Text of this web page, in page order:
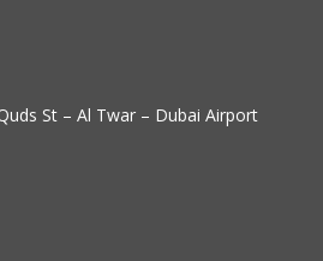
St – Al Twar – Dubai Airport